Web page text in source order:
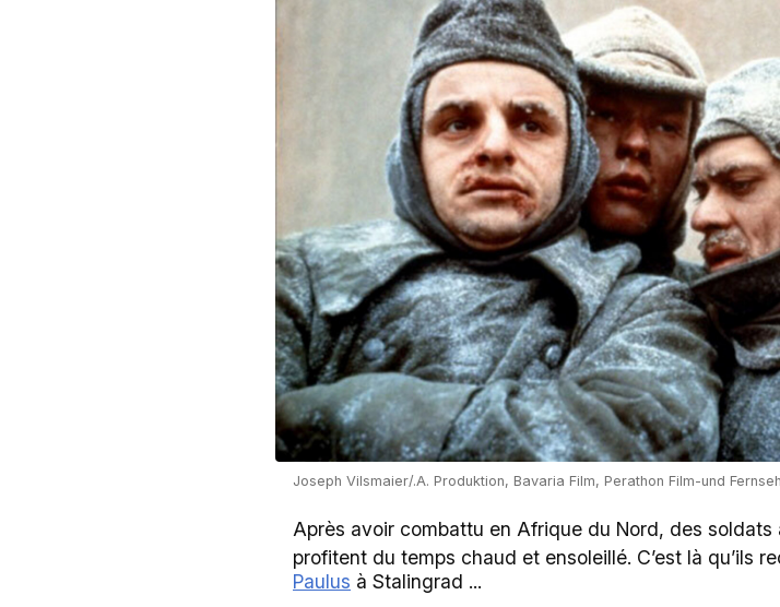
Joseph Vilsmaier/.A. Produktion, Bavaria Film, Perathon Film-und
Après avoir combattu en Afrique du Nord, des soldats
profitent du temps chaud et ensoleillé. C’est là qu’ils
Paulus à Stalingrad ...